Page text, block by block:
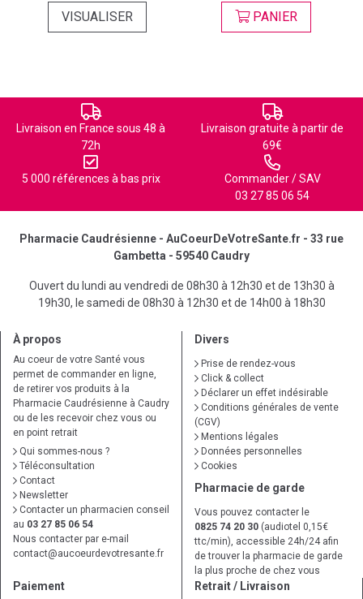
VISUALISER PANIER
Livraison en France sous 48 à
72h
Livraison gratuite à partir de
69€
5 000 références à bas prix
Commander / SAV
03 27 85 06 54
Pharmacie Caudrésienne - AuCoeurDeVotreSante.fr - 33 rue
Gambetta - 59540 Caudry
Ouvert du lundi au vendredi de 08h30 à 12h30 et de 13h30 à
19h30, le samedi de 08h30 à 12h30 et de 14h00 à 18h30
À propos
Au coeur de votre Santé vous
permet de commander en ligne,
de retirer vos produits à la
Pharmacie Caudrésienne à Caudry
ou de les recevoir chez vous ou
en point retrait
Qui sommes-nous ?
Téléconsultation
Contact
Newsletter
Contacter un pharmacien conseil
au 03 27 85 06 54
Nous contacter par e-mail
contact@aucoeurdevotresante.fr
Divers
Prise de rendez-vous
Click & collect
Déclarer un effet indésirable
Conditions générales de vente
(CGV)
Mentions légales
Données personnelles
Cookies
Pharmacie de garde
Vous pouvez contacter le
0825 74 20 30 (audiotel 0,15€
ttc/min), accessible 24h/24 afin
de trouver la pharmacie de garde
la plus proche de chez vous
Paiement Retrait / Livraison